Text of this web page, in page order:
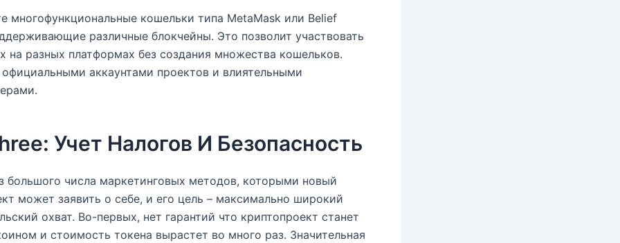
многофункциональные кошельки типа MetaMask или Belief
различные блокчейны. Это позволит участвовать
на разных платформах без создания множества кошельков.
официальными аккаунтами проектов и влиятельными
Учет Налогов И Безопасность
большого числа маркетинговых методов, которыми новый
может заявить о себе, и его цель – максимально широкий
охват. Во-первых, нет гарантий что криптопроект станет
и стоимость токена вырастет во много раз. Значительная